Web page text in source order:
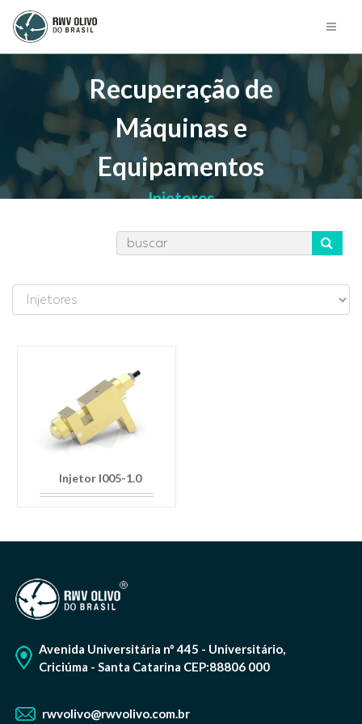
Recuperação de
Máquinas e
Equipamentos
Injetores
Injetor I005-1.0
Avenida Universitária nº 445 - Universitário,
Criciúma - Santa Catarina CEP:88806 000
rwvolivo@rwvolivo.com.br